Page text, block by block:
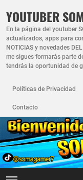
YOUTUBER
En la página del youtuber
actualizados, apps para
NOTICIAS y novedades
me sigues formarás parte
tendrás la oportunidad de
Políticas de Privacidad
Contacto